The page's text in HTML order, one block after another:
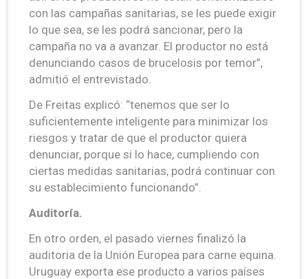
con las campañas sanitarias, se les puede exigir
lo que sea, se les podrá sancionar, pero la
campaña no va a avanzar. El productor no está
denunciando casos de brucelosis por temor”,
admitió el entrevistado.
De Freitas explicó: “tenemos que ser lo
suficientemente inteligente para minimizar los
riesgos y tratar de que el productor quiera
denunciar, porque si lo hace, cumpliendo con
ciertas medidas sanitarias, podrá continuar con
su establecimiento funcionando”.
Auditoría.
En otro orden, el pasado viernes finalizó la
auditoria de la Unión Europea para carne equina.
Uruguay exporta ese producto a varios países